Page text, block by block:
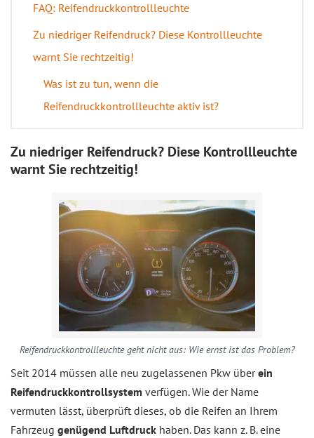
FAQ: Reifendruckkontrollleuchte
Zu niedriger Reifendruck? Diese Kontrollleuchte
warnt Sie rechtzeitig!
Was ist zu tun, wenn die
Reifendruckkontrollleuchte aktiv ist?
Zu niedriger Reifendruck? Diese Kontrollleuchte
warnt Sie rechtzeitig!
Reifendruckkontrollleuchte geht nicht aus: Wie ernst ist das Problem?
Seit 2014 müssen alle neu zugelassenen Pkw überein
Reifendruckkontrollsystem verfügen. Wie der Name
vermuten lässt, überprüft dieses, ob die Reifen an Ihrem
Fahrzeug genügend Luftdruck haben. Das kann z. B. eine